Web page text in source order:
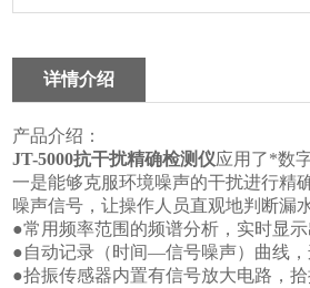
详情介绍
产品介绍：
JT-5000抗干扰精确检测仪应用了*数
一是能够克服环境噪声的干扰进行精
噪声信号，让操作人员直观地判断漏
●常用频率范围的频谱分析，实时显
●自动记录（时间—信号噪声）曲线，
●拾振传感器内置有信号放大电路，